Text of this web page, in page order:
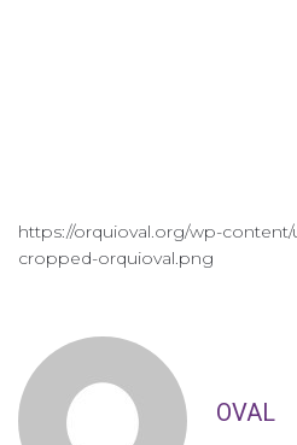
https://orquioval.org/wp-
cropped-orquioval.png
OVAL